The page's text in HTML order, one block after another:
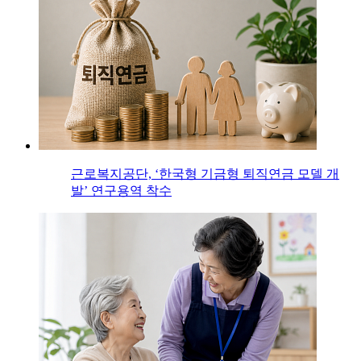
근로복지공단, ‘한국형 기금형 퇴직연금 모델 개
발’ 연구용역 착수